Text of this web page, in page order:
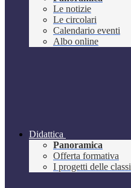
Le notizie
Le circolari
Calendario eventi
Albo online
Didattica
Panoramica
Offerta formativa
I progetti delle classi